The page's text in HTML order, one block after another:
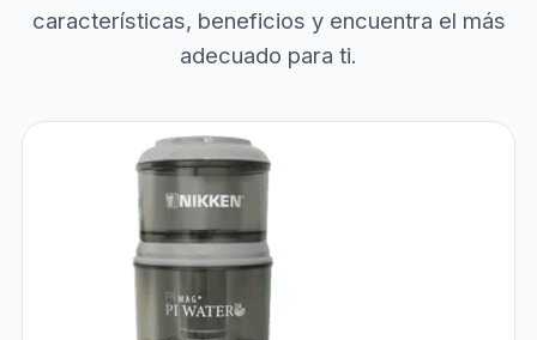
características, beneficios y encuentra el más
adecuado para ti.